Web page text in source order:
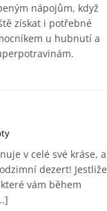
nápojům, když
získat i potřebné
u hubnutí a
v celé své kráse, a
dezert! Jestliže
vám během